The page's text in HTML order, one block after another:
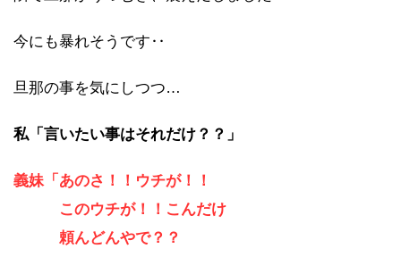
今にも暴れそうです‥
旦那の事を気にしつつ…
私「言いたい事はそれだけ？？」
義妹「あのさ！！ウチが！！
このウチが！！こんだけ
頼んどんやで？？